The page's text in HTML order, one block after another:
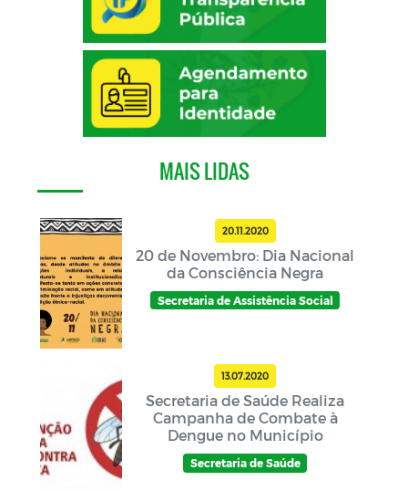
MAIS LIDAS
20.11.2020
20 de Novembro: Dia Nacional
da Consciência Negra
Secretaria de Assistência Social
13.07.2020
Secretaria de Saúde Realiza
Campanha de Combate à
Dengue no Município
Secretaria de Saúde